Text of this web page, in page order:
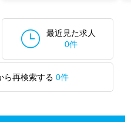
最近見た求人
0件
ら再検索する 0件